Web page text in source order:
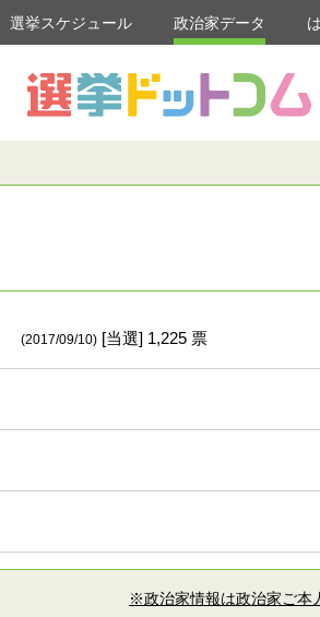
選挙スケジュール 政治家データ
(2017/09/10)[当選] 1,225 票
※政治家情報は政治家ご本